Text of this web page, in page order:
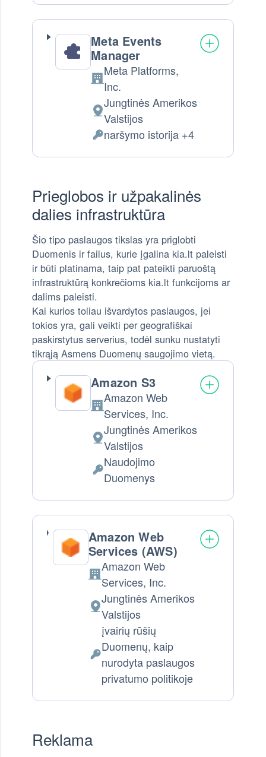
Meta Events
Manager
Company:
Meta Platforms,
Inc.
Tvarkymo vieta:
Jungtinės Amerikos
Valstijos
Tvarkomi Asmens Duomenys:
naršymo istorija +4
Prieglobos ir užpakalinės
dalies infrastruktūra
Šio tipo paslaugos tikslas yra priglobti
Duomenis ir failus, kurie įgalina kia.lt paleisti
ir būti platinama, taip pat pateikti paruoštą
infrastruktūrą konkrečioms kia.lt funkcijoms ar
dalims paleisti.
Kai kurios toliau išvardytos paslaugos, jei
tokios yra, gali veikti per geografiškai
paskirstytus serverius, todėl sunku nustatyti
tikrąją Asmens Duomenų saugojimo vietą.
Amazon S3
Company:
Amazon Web
Services, Inc.
Tvarkymo vieta:
Jungtinės Amerikos
Valstijos
Tvarkomi Asmens Duomenys:
Naudojimo
Duomenys
Amazon Web
Services (AWS)
Company:
Amazon Web
Services, Inc.
Tvarkymo vieta:
Jungtinės Amerikos
Valstijos
Tvarkomi Asmens Duomenys:
įvairių rūšių
Duomenų, kaip
nurodyta paslaugos
privatumo politikoje
Reklama